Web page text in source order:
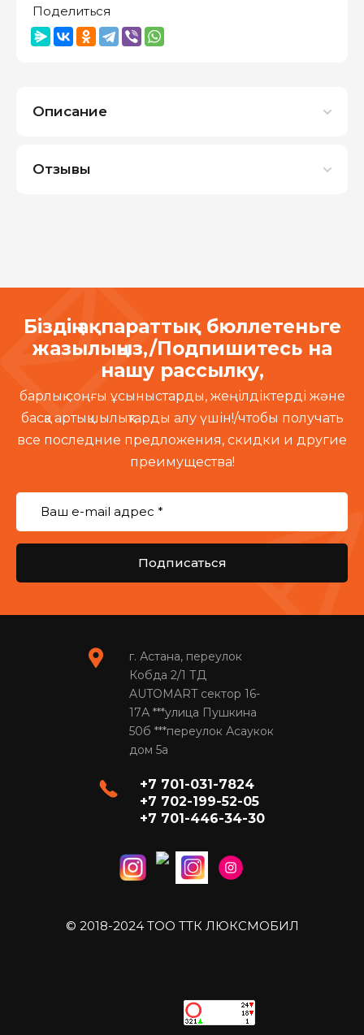
Поделиться
Описание
Отзывы
Біздің ақпараттық бюллетеньге
жазылыңыз,/Подпишитесь на
нашу рассылку,
барлық соңғы ұсыныстарды, жеңілдіктерді және
басқа артықшылықтарды алу үшін!/чтобы получать
все последние предложения, скидки и другие
преимущества!
Подписаться
г. Астана, переулок
Кобда 2/1 ТД
AUTOMART сектор 16-
17А ***улица Пушкина
50б ***переулок Асаукок
дом 5а
+7 701-031-7824
+7 702-199-52-05
+7 701-446-34-30
© 2018-2024 ТОО ТТК ЛЮКСМОБИЛ